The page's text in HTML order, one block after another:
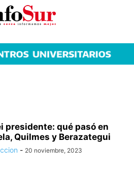
presidente: qué pasó en
Quilmes y Berazategui
- 20 noviembre, 2023